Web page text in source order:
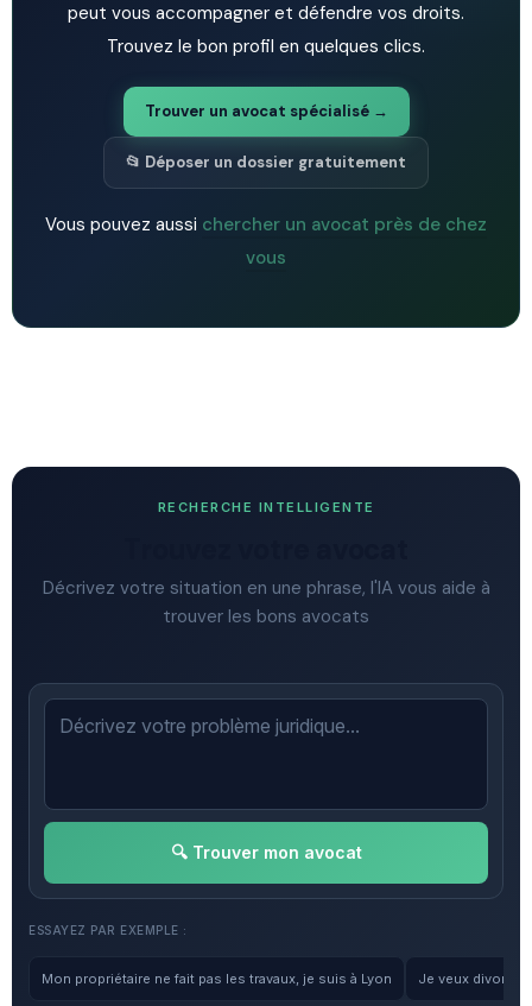
peut vous accompagner et défendre vos droits.
Trouvez le bon profil en quelques clics.
Trouver un avocat spécialisé →
📂 Déposer un dossier gratuitement
Vous pouvez aussi chercher un avocat près de chez
vous
RECHERCHE INTELLIGENTE
Décrivez votre situation en une phrase, l'IA vous aide à
trouver les bons avocats
🔍 Trouver mon avocat
ESSAYEZ PAR EXEMPLE :
Mon propriétaire ne fait pas les travaux, je suis à Lyon Je veux